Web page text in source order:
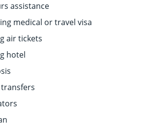
assistance
medical or travel visa
air tickets
hotel